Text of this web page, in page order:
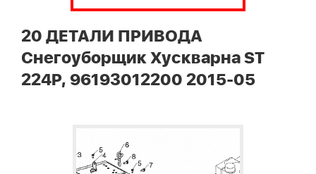
20 ДЕТАЛИ ПРИВОДА
Снегоуборщик Хускварна ST
224P, 96193012200 2015-05